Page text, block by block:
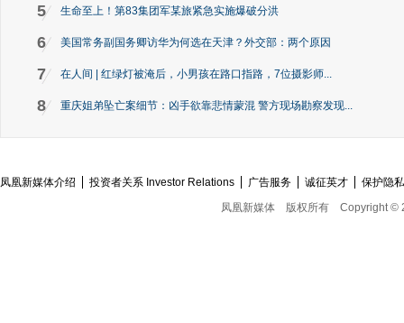
5 生命至上！第83集团军某旅紧急实施爆破分洪
6 美国常务副国务卿访华为何选在天津？外交部：两个原因
7 在人间 | 红绿灯被淹后，小男孩在路口指路，7位摄影师...
8 重庆姐弟坠亡案细节：凶手欲靠悲情蒙混 警方现场勘察发现...
凤凰新媒体介绍 投资者关系 Investor Relations 广告服务 诚征英才
保护隐
凤凰新媒体
版权所有 Copyright ©